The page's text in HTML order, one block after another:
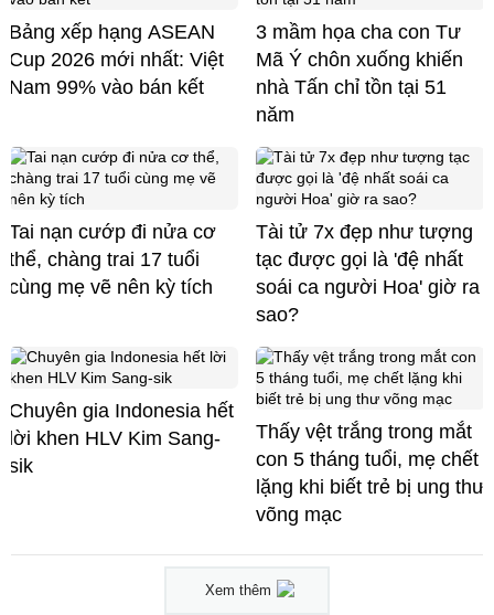
Bảng xếp hạng ASEAN
Cup 2026 mới nhất: Việt
Nam 99% vào bán kết
3 mầm họa cha con Tư
Mã Ý chôn xuống khiến
nhà Tấn chỉ tồn tại 51
năm
Tai nạn cướp đi nửa cơ
thể, chàng trai 17 tuổi
cùng mẹ vẽ nên kỳ tích
Tài tử 7x đẹp như tượng
tạc được gọi là 'đệ nhất
soái ca người Hoa' giờ ra
sao?
Chuyên gia Indonesia hết
lời khen HLV Kim Sang-
sik
Thấy vệt trắng trong mắt
con 5 tháng tuổi, mẹ chết
lặng khi biết trẻ bị ung thư
võng mạc
Xem thêm